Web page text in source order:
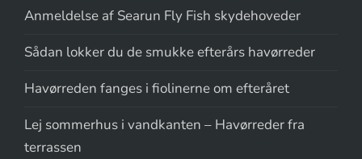
Anmeldelse af Searun Fly Fish skydehoveder
Sådan lokker du de smukke efterårs havørreder
Havørreden fanges i fiolinerne om efteråret
Lej sommerhus i vandkanten – Havørreder fra
terrassen